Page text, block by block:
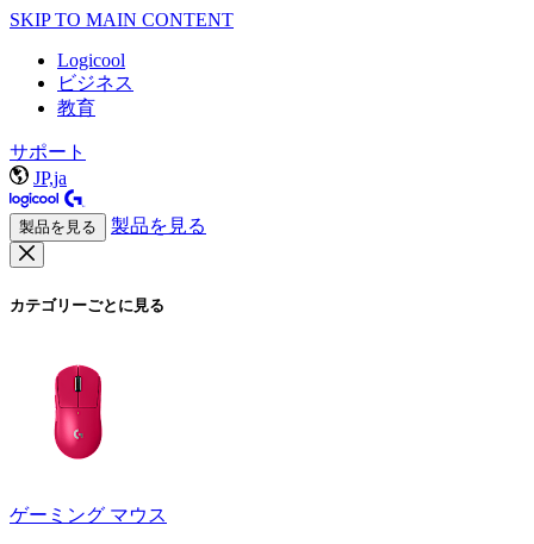
SKIP TO MAIN CONTENT
Logicool
ビジネス
教育
サポート
JP,ja
製品を見る 製品を見る
カテゴリーごとに見る
ゲーミング マウス